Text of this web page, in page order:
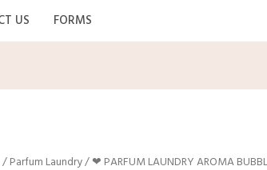
US FORMS
/Parfum Laundry/ ❤ PARFUM LAUNDRY AROMA